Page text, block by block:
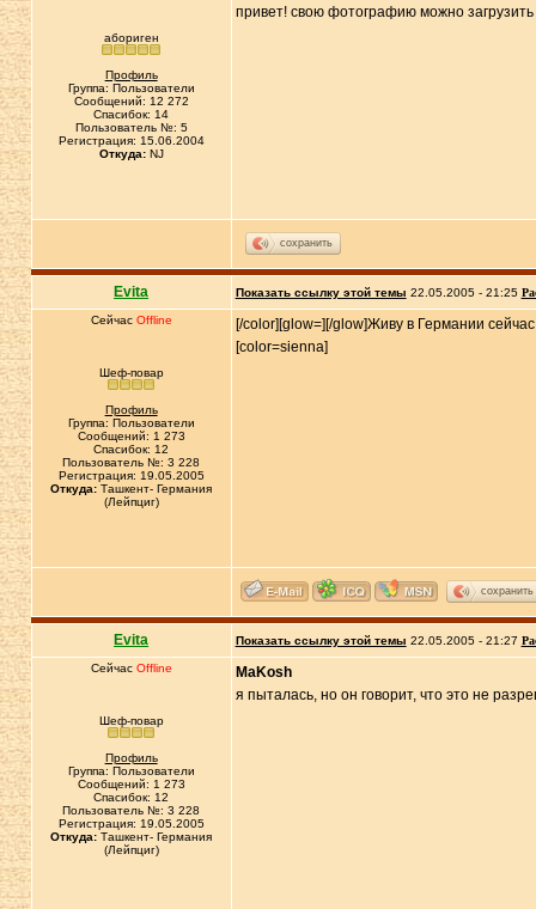
абориген
Профиль
Группа: Пользователи
Сообщений: 12 272
Спасибок: 14
Пользователь №: 5
Регистрация: 15.06.2004
Откуда:NJ
привет! свою фотографию можно загрузить
сохранить
Evita Показать ссылку этой темы 22.05.2005 - 21:25
Сейчас Offline
Шеф-повар
Профиль
Группа: Пользователи
Сообщений: 1 273
Спасибок: 12
Пользователь №: 3 228
Регистрация: 19.05.2005
Откуда: Ташкент- Германия
(Лейпциг)
[/color][glow=][/glow]Живу в Германии
[color=sienna]
сохранить
Evita Показать ссылку этой темы 22.05.2005 - 21:27
Сейчас Offline
Шеф-повар
Профиль
Группа: Пользователи
Сообщений: 1 273
Спасибок: 12
Пользователь №: 3 228
Регистрация: 19.05.2005
Откуда: Ташкент- Германия
(Лейпциг)
MaKosh
я пыталась, но он говорит, что это не